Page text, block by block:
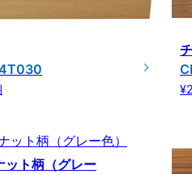
ット柄（グレー